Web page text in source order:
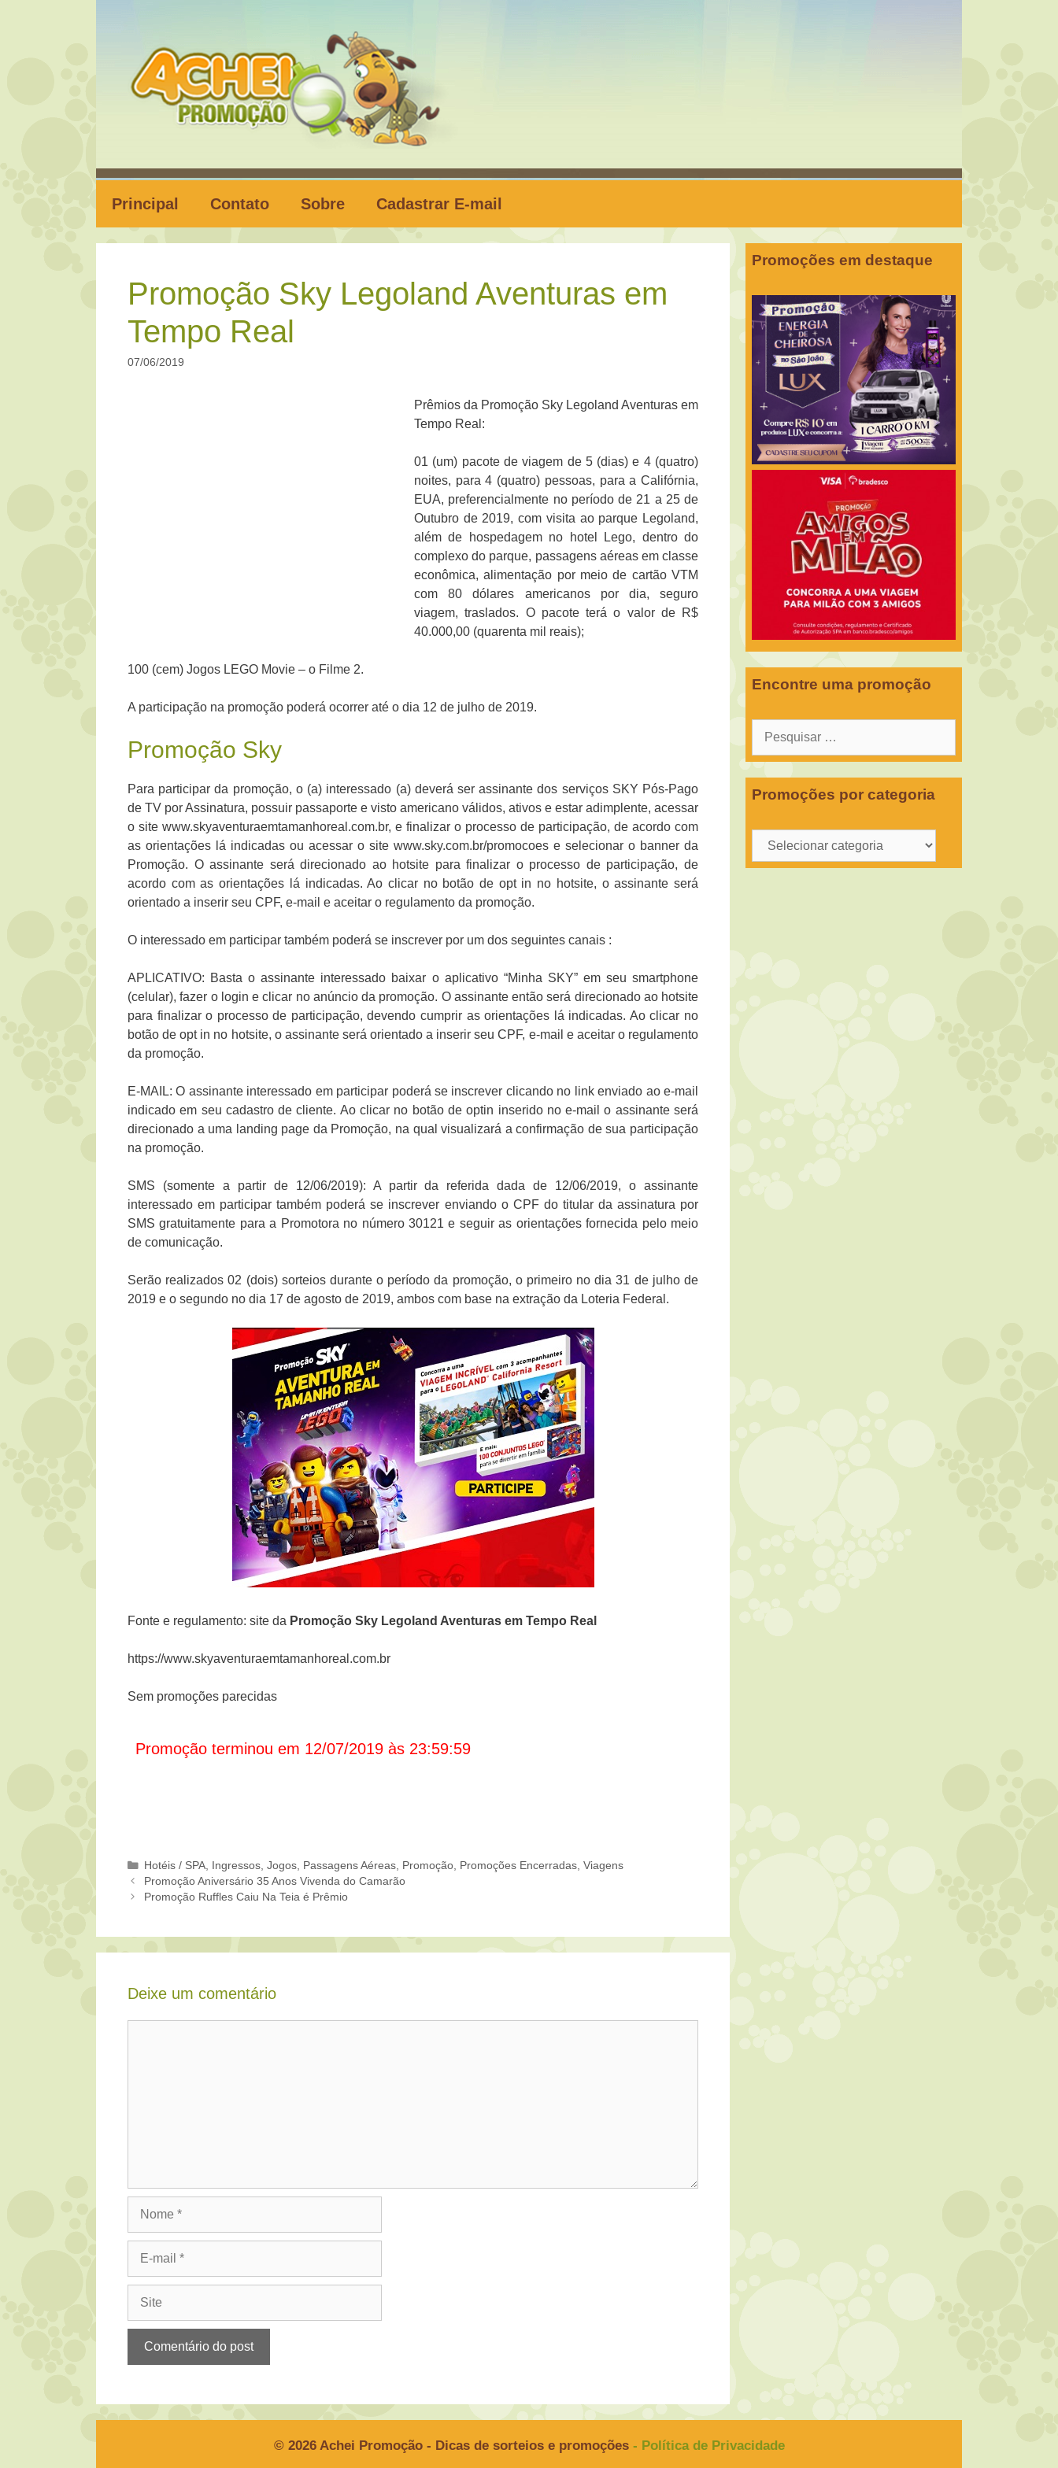
Principal Contato Sobre Cadastrar E-mail
Promoção Sky Legoland Aventuras em
Tempo Real
07/06/2019
Prêmios da Promoção Sky Legoland Aventuras em
Tempo Real:
01 (um) pacote de viagem de 5 (dias) e 4 (quatro)
noites, para 4 (quatro) pessoas, para a Califórnia,
EUA, preferencialmente no período de 21 a 25 de
Outubro de 2019, com visita ao parque Legoland,
além de hospedagem no hotel Lego, dentro do
complexo do parque, passagens aéreas em classe
econômica, alimentação por meio de cartão VTM
com 80 dólares americanos por dia, seguro
viagem, traslados. O pacote terá o valor de R$
40.000,00 (quarenta mil reais);
100 (cem) Jogos LEGO Movie – o Filme 2.
A participação na promoção poderá ocorrer até o dia 12 de julho de 2019.
Promoção Sky
Para participar da promoção, o (a) interessado (a) deverá ser assinante dos serviços SKY Pós-Pago
de TV por Assinatura, possuir passaporte e visto americano válidos, ativos e estar adimplente, acessar
o site www.skyaventuraemtamanhoreal.com.br, e finalizar o processo de participação, de acordo com
as orientações lá indicadas ou acessar o site www.sky.com.br/promocoes e selecionar o banner da
Promoção. O assinante será direcionado ao hotsite para finalizar o processo de participação, de
acordo com as orientações lá indicadas. Ao clicar no botão de opt in no hotsite, o assinante será
orientado a inserir seu CPF, e-mail e aceitar o regulamento da promoção.
O interessado em participar também poderá se inscrever por um dos seguintes canais :
APLICATIVO: Basta o assinante interessado baixar o aplicativo “Minha SKY” em seu smartphone
(celular), fazer o login e clicar no anúncio da promoção. O assinante então será direcionado ao hotsite
para finalizar o processo de participação, devendo cumprir as orientações lá indicadas. Ao clicar no
botão de opt in no hotsite, o assinante será orientado a inserir seu CPF, e-mail e aceitar o regulamento
da promoção.
E-MAIL: O assinante interessado em participar poderá se inscrever clicando no link enviado ao e-mail
indicado em seu cadastro de cliente. Ao clicar no botão de optin inserido no e-mail o assinante será
direcionado a uma landing page da Promoção, na qual visualizará a confirmação de sua participação
na promoção.
SMS (somente a partir de 12/06/2019): A partir da referida dada de 12/06/2019, o assinante
interessado em participar também poderá se inscrever enviando o CPF do titular da assinatura por
SMS gratuitamente para a Promotora no número 30121 e seguir as orientações fornecida pelo meio
de comunicação.
Serão realizados 02 (dois) sorteios durante o período da promoção, o primeiro no dia 31 de julho de
2019 e o segundo no dia 17 de agosto de 2019, ambos com base na extração da Loteria Federal.
Fonte e regulamento: site da Promoção Sky Legoland Aventuras em Tempo Real
https://www.skyaventuraemtamanhoreal.com.br
Sem promoções parecidas
Promoção terminou em 12/07/2019 às 23:59:59
Categorias
Hotéis / SPA Ingressos ,Jogos Passagens Aéreas Promoção Promoções Encerradas ,Viagens
Promoção Aniversário 35 Anos Vivenda do Camarão
Promoção Ruffles Caiu Na Teia é Prêmio
Deixe um comentário
Promoções em destaque
Encontre uma promoção
Pesquisar
Promoções por categoria
Promoções
por
© 2026 Achei Promoção - Dicas de sorteios e promoções - Política de Privacidade